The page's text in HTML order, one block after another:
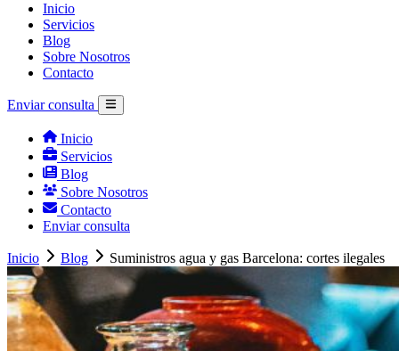
Inicio
Servicios
Blog
Sobre Nosotros
Contacto
Enviar consulta
Inicio
Servicios
Blog
Sobre Nosotros
Contacto
Enviar consulta
Inicio Blog Suministros agua y gas Barcelona: cortes ilegales